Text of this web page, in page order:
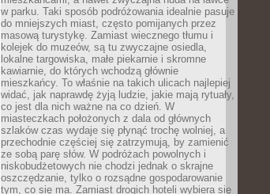
w parku. Taki sposób podróżowania idealnie pasuje
do mniejszych miast, często pomijanych przez
masową turystykę. Zamiast wiecznego tłumu i
kolejek do muzeów, są tu zwyczajne osiedla,
lokalne targowiska, małe piekarnie i skromne
kawiarnie, do których wchodzą głównie
mieszkańcy. To właśnie na takich ulicach najlepiej
widać, jak naprawdę żyją ludzie, jakie mają rytuały,
co jest dla nich ważne na co dzień. W
miasteczkach położonych z dala od głównych
szlaków czas wydaje się płynąć trochę wolniej, a
przechodnie częściej się zatrzymują, by zamienić
ze sobą parę słów. W podróżach powolnych i
niskobudżetowych nie chodzi jednak o skrajne
oszczędzanie, tylko o rozsądne gospodarowanie
tym, co się ma. Zamiast drogich hoteli wybiera się